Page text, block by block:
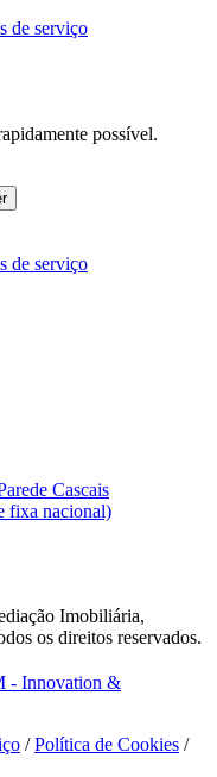
de serviço
possível.
de serviço
Cascais
fixa nacional)
Imobiliária,
os direitos reservados.
- Innovation &
/Política de Cookies /